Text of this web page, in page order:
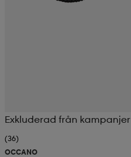
Exkluderad från kampanjer
(36)
OCCANO